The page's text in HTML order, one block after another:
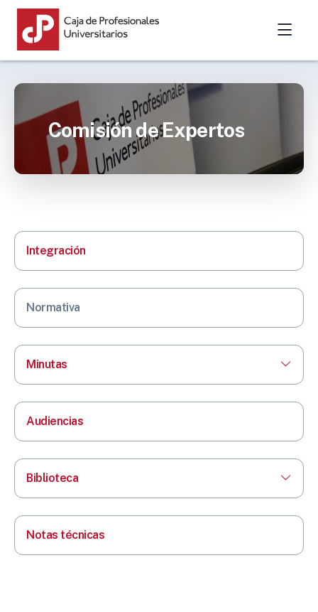
Comisión de Expertos
Integración
Normativa
Minutas
Audiencias
Biblioteca
Notas técnicas